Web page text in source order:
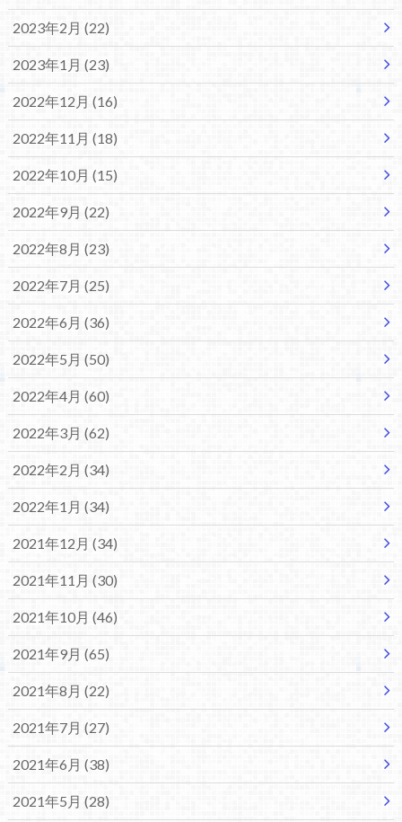
2023年2月 (22)
2023年1月 (23)
2022年12月 (16)
2022年11月 (18)
2022年10月 (15)
2022年9月 (22)
2022年8月 (23)
2022年7月 (25)
2022年6月 (36)
2022年5月 (50)
2022年4月 (60)
2022年3月 (62)
2022年2月 (34)
2022年1月 (34)
2021年12月 (34)
2021年11月 (30)
2021年10月 (46)
2021年9月 (65)
2021年8月 (22)
2021年7月 (27)
2021年6月 (38)
2021年5月 (28)